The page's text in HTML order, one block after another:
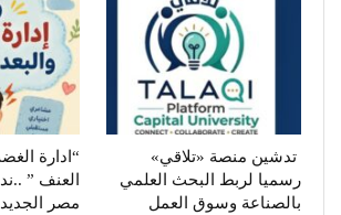
تدشين منصة «تلاقي»
رسميا لربط البحث العلمي
بالصناعة وسوق العمل
“ادارة
العنف ”
مصر